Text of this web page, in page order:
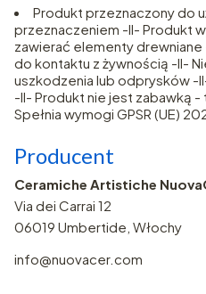
Produkt przeznaczony do
przeznaczeniem -II- Produkt
zawierać elementy
do kontaktu z żywnością -II-
uszkodzenia lub odprysków -
-II- Produkt nie jest zabawką
Spełnia wymogi GPSR (UE)
Producent
Ceramiche Artistiche
Via dei Carrai 12
06019 Umbertide, Włochy
info@nuovacer.com